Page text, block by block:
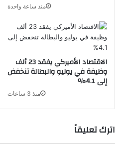
منذ ساعة واحدة
الاقتصاد الأميركي يفقد 23 ألف
وظيفة في يوليو والبطالة تنخفض
إلى 4.1%
منذ 3 ساعات
اترك تعليقاً